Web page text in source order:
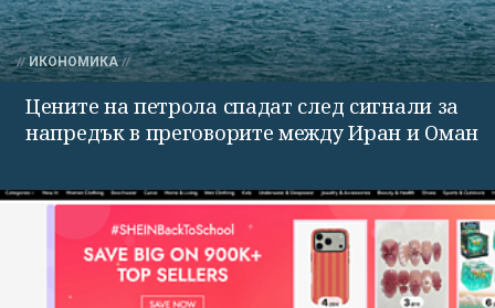
ИКОНОМИКА
Цените на петрола спадат след сигнали за
напредък в преговорите между Иран и Оман